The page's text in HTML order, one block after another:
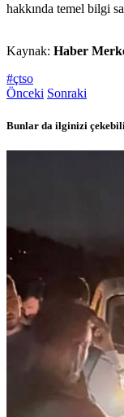
hakkında temel bilgi
Kaynak: Haber
#çtso
Önceki Sonraki
Bunlar da ilginizi